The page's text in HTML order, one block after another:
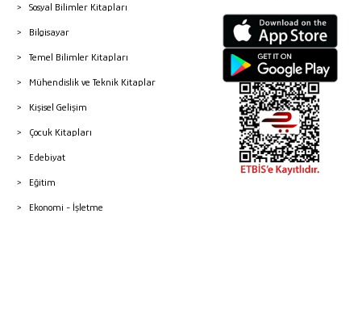
Sosyal Bilimler Kitapları
Bilgisayar
Temel Bilimler Kitapları
Mühendislik ve Teknik Kitaplar
Kişisel Gelişim
Çocuk Kitapları
Edebiyat
Eğitim
Ekonomi - İşletme